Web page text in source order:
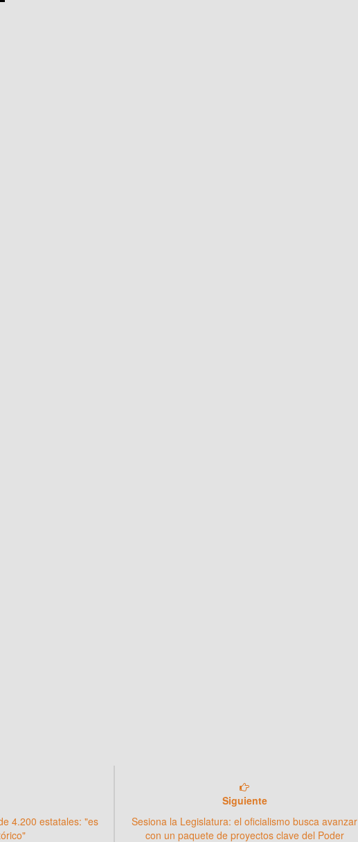
4.200 estatales: "es
Siguiente
Sesiona la Legislatura: el oficialismo busca avanzar
con un paquete de proyectos clave del Poder